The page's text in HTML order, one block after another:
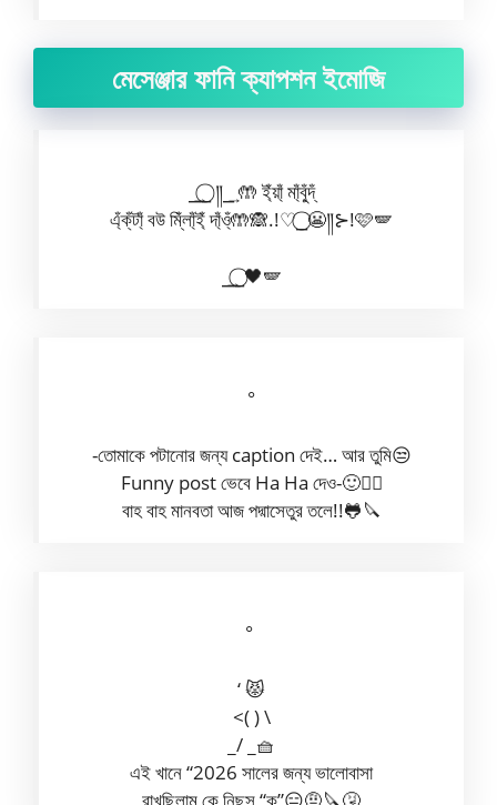
মেসেঞ্জার ফানি ক্যাপশন ইমোজি
⎯͢⎯⃝ ༎⎯͢ 🤲 ই্ঁয়া্ঁ মা্ঁবু্ঁদ্ঁ
এ্ঁক্ঁটা্ঁ ব‌উ মি্ঁলা্ঁই্ঁ দা্ঁও্ঁ🤲🙈.!♡⎯⃝😬༎⊱!🩷🪽
⎯͢⎯⃝🖤🪽
°
-তোমাকে পটানোর জন্য caption দেই… আর তুমি😒
Funny post ভেবে Ha Ha দেও-🙂🤦‍♀️
বাহ বাহ মানবতা আজ পদ্মাসেতুর তলে!!🐸🔪
° ‎‎‎‎‎‎‎‎‎‎‎‎‎‎‎‎‎‎‎‎
‘ 😾
<( ) \
_/ _🧺
এই খানে “2026 সালের জন্য ভালোবাসা